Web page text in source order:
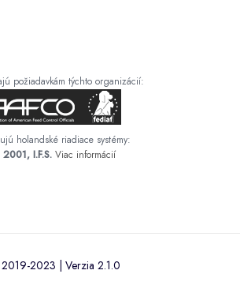
požiadavkám týchto organizácií:
holandské riadiace systémy:
I.F.S. Viac informácií
2023 | Verzia 2.1.0